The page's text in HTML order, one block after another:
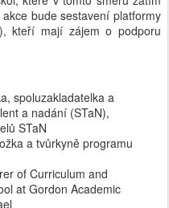
bude sestavení platformy
kteří mají zájem o podporu
spoluzakladatelka a
a nadání (STaN),
STaN
a tvůrkyně programu
of Curriculum and
at Gordon Academic